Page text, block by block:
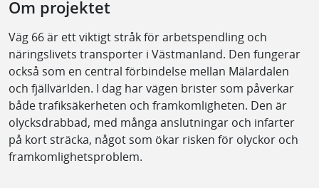
Om projektet
Väg 66 är ett viktigt stråk för arbetspendling och
näringslivets transporter i Västmanland. Den fungerar
också som en central förbindelse mellan Mälardalen
och fjällvärlden. I dag har vägen brister som påverkar
både trafiksäkerheten och framkomligheten. Den är
olycksdrabbad, med många anslutningar och infarter
på kort sträcka, något som ökar risken för olyckor och
framkomlighetsproblem.